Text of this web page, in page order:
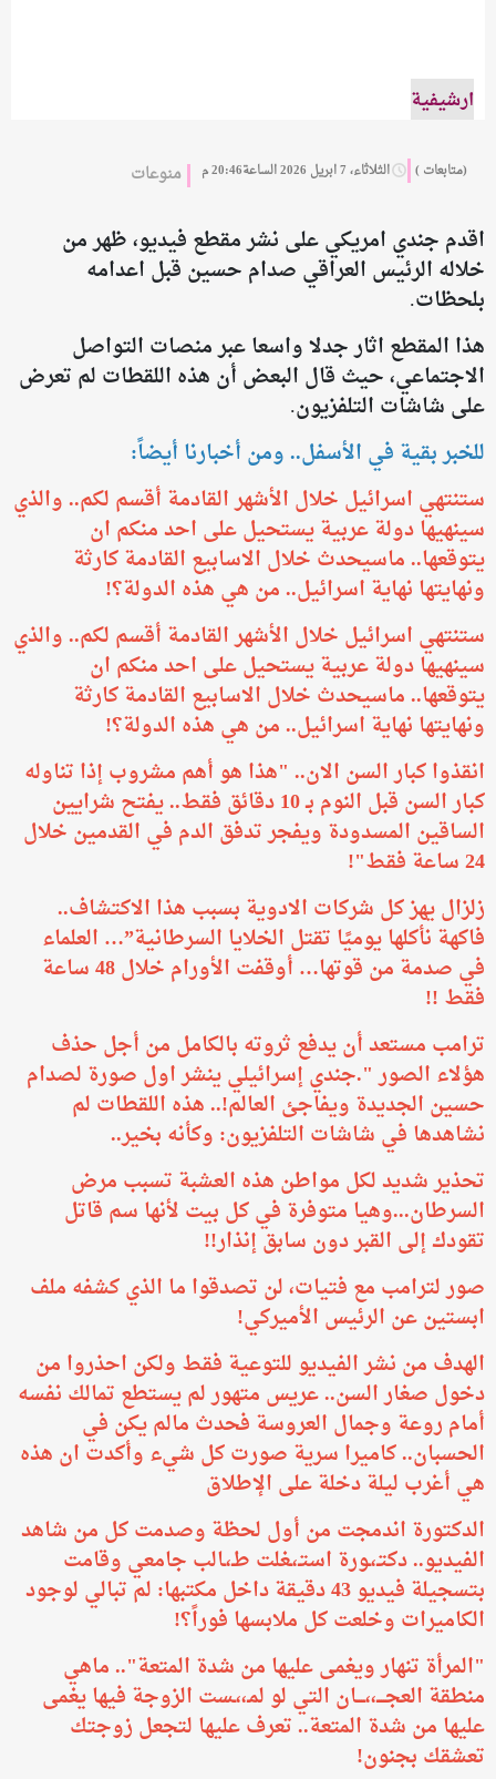
ارشيفية
(متابعات ) الثلاثاء، 7 ابريل 2026 الساعة20:46 م منوعات
اقدم جندي امريكي على نشر مقطع فيديو، ظهر من
خلاله الرئيس العراقي صدام حسين قبل اعدامه
بلحظات.
هذا المقطع اثار جدلا واسعا عبر منصات التواصل
الاجتماعي، حيث قال البعض أن هذه اللقطات لم تعرض
على شاشات التلفزيون.
للخبر بقية في الأسفل.. ومن أخبارنا أيضاً:
ستنتهي اسرائيل خلال الأشهر القادمة أقسم لكم.. والذي
سينهيها دولة عربية يستحيل على احد منكم ان
يتوقعها.. ماسيحدث خلال الاسابيع القادمة كارثة
ونهايتها نهاية اسرائيل.. من هي هذه الدولة؟!
ستنتهي اسرائيل خلال الأشهر القادمة أقسم لكم.. والذي
سينهيها دولة عربية يستحيل على احد منكم ان
يتوقعها.. ماسيحدث خلال الاسابيع القادمة كارثة
ونهايتها نهاية اسرائيل.. من هي هذه الدولة؟!
انقذوا كبار السن الان.. "هذا هو أهم مشروب إذا تناوله
كبار السن قبل النوم بـ 10 دقائق فقط.. يفتح شرايين
الساقين المسدودة ويفجر تدفق الدم في القدمين خلال
24 ساعة فقط"!
زلزال يهز كل شركات الادوية بسبب هذا الاكتشاف..
فاكهة نأكلها يوميًا تقتل الخلايا السرطانية”… العلماء
في صدمة من قوتها… أوقفت الأورام خلال 48 ساعة
فقط !!
ترامب مستعد أن يدفع ثروته بالكامل من أجل حذف
هؤلاء الصور ".جندي إسرائيلي ينشر اول صورة لصدام
حسين الجديدة ويفاجئ العالم!.. هذه اللقطات لم
نشاهدها في شاشات التلفزيون: وكأنه بخير..
تحذير شديد لكل مواطن هذه العشبة تسبب مرض
السرطان...وهيا متوفرة في كل بيت لأنها سم قاتل
تقودك إلى القبر دون سابق إنذار!!
صور لترامب مع فتيات، لن تصدقوا ما الذي كشفه ملف
ابستين عن الرئيس الأميركي!
الهدف من نشر الفيديو للتوعية فقط ولكن احذروا من
دخول صغار السن.. عريس متهور لم يستطع تمالك نفسه
أمام روعة وجمال العروسة فحدث مالم يكن في
الحسبان.. كاميرا سرية صورت كل شيء وأكدت ان هذه
هي أغرب ليلة دخلة على الإطلاق
الدكتورة اندمجت من أول لحظة وصدمت كل من شاهد
الفيديو.. دكتـ،ـورة استـ،ـغلت طـ،ـالب جامعي وقامت
بتسجيلة فيديو 43 دقيقة داخل مكتبها: لم تبالي لوجود
الكاميرات وخلعت كل ملابسها فوراً؟!
​"المرأة تنهار ويغمى عليها من شدة المتعة".. ماهي
منطقة العجــــ،،ــــان التي لو لمـ،،ـست الزوجة فيها يغمى
عليها من شدة المتعة.. تعرف عليها لتجعل زوجتك
تعشقك بجنون!